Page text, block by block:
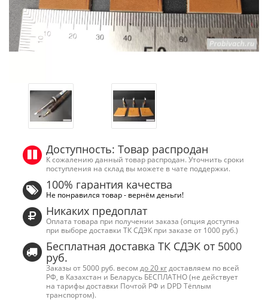
Доступность: Товар распродан
К сожалению данный товар распродан. Уточнить сроки
поступления на склад вы можете в чате поддержки.
100% гарантия качества
Не понравился товар - вернём деньги!
Никаких предоплат
Оплата товара при получении заказа (опция доступна
при выборе доставки ТК СДЭК при заказе от 1000 руб.)
Бесплатная доставка ТК СДЭК от 5000
руб.
Заказы от 5000 руб. весом до 20 кг доставляем по всей
РФ, в Казахстан и Беларусь БЕСПЛАТНО (не действует
на тарифы доставки Почтой РФ и DPD Тёплым
транспортом).